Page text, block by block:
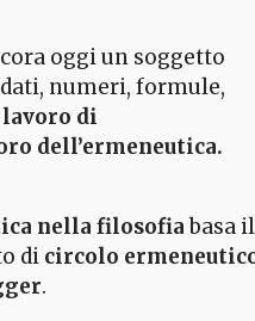
oggi un soggetto
numeri, formule,
lavoro di
dell’ermeneutica.
nella filosofiabasa il
di circolo
.